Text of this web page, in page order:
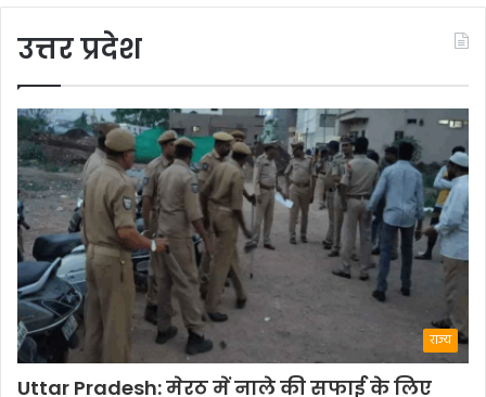
उत्तर प्रदेश
राज्य
Uttar Pradesh: मेरठ में नाले की सफाई के लिए